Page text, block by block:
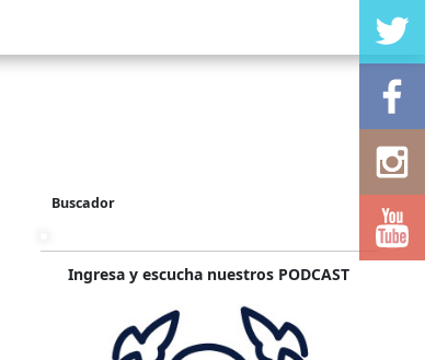
Buscador
Ingresa y escucha nuestros PODCAST